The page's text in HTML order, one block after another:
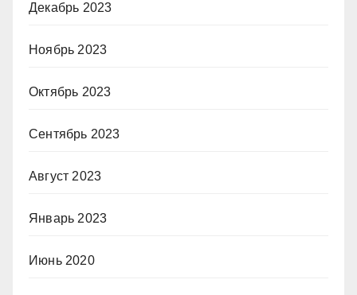
Декабрь 2023
Ноябрь 2023
Октябрь 2023
Сентябрь 2023
Август 2023
Январь 2023
Июнь 2020